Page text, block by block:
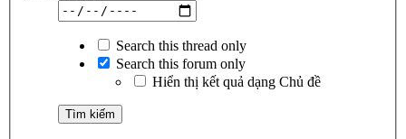
Search this thread only
Search this forum only
Hiển thị kết quả dạng Chủ đề